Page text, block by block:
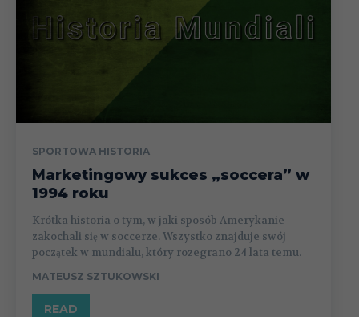
SPORTOWA HISTORIA
Marketingowy sukces „soccera” w
1994 roku
Krótka historia o tym, w jaki sposób Amerykanie
zakochali się w soccerze. Wszystko znajduje swój
początek w mundialu, który rozegrano 24 lata temu.
MATEUSZ SZTUKOWSKI
READ